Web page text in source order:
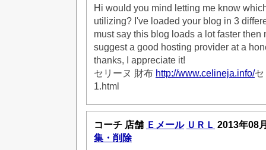
Hi would you mind letting me know
utilizing? I've loaded your blog in 3
must say this blog loads a lot faster then
suggest a good hosting provider at a
thanks, I appreciate it!
セリーヌ 財布 http://www.celineja.info/セ
1.html
コーチ 店舗 Ｅメール ＵＲＬ 2013年08
集・削除